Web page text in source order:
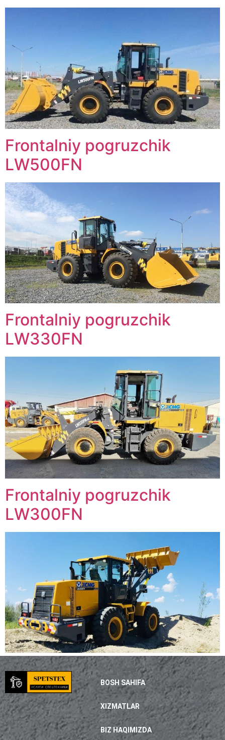
Frontalniy pogruzchik
LW500FN
Frontalniy pogruzchik
LW330FN
Frontalniy pogruzchik
LW300FN
BOSH SAHIFA
XIZMATLAR
BIZ HAQIMIZDA